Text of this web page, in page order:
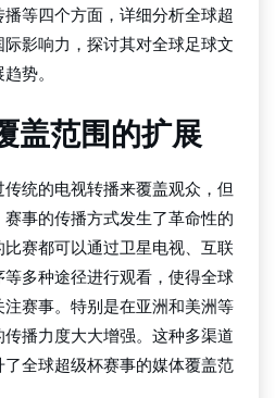
等四个方面，详细分析全球超
影响力，探讨其对全球足球文
势。
盖范围的扩展
统的电视转播来覆盖观众，但
事的传播方式发生了革命性的
赛都可以通过卫星电视、互联
多种途径进行观看，使得全球
赛事。特别是在亚洲和美洲等
播力度大大增强。这种多渠道
全球超级杯赛事的媒体覆盖范